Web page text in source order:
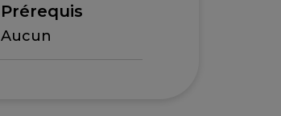
Prérequis
Aucun